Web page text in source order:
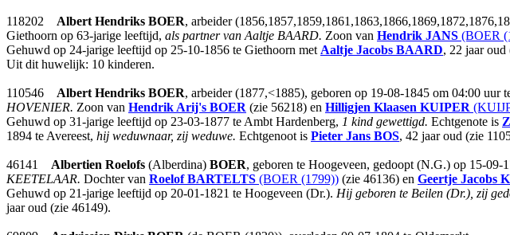
118202 Albert Hendriks BOER, arbeider
Giethoorn op 63-jarige leeftijd, als partner van Aaltje BAARD. Zoon van Hendrik JANS (BOER
Gehuwd op 24-jarige leeftijd op 25-10-1856 te Giethoorn met Aaltje Jacobs BAARD, 22 jaar oud
Uit dit huwelijk: 10 kinderen.
110546 Albert Hendriks BOER, arbeider (1877,<1885), geboren op 19-08-1845 om 04:00 uur
HOVENIER. Zoon van Hendrik Arij's BOER (zie 56218) en Hilligjen Klaasen KUIPER
Gehuwd op 31-jarige leeftijd op 23-03-1877 te Ambt Hardenberg, 1 kind gewettigd. Echtgenote is
1894 te Avereest, hij weduwnaar, zij weduwe. Echtgenoot is Pieter Jans BOS, 42 jaar oud (zie
46141 Albertien Roelofs (Alberdina) BOER, geboren te Hoogeveen, gedoopt (N.G.) op 15-
KEETELAAR. Dochter van Roelof BARTELTS (BOER (1799)) (zie 46136) en Geertje Jacobs
Gehuwd op 21-jarige leeftijd op 20-01-1821 te Hoogeveen (Dr.). Hij geboren te Beilen (Dr.), zij
jaar oud (zie 46149).